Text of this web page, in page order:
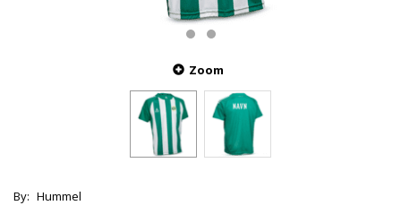
Zoom
By: Hummel